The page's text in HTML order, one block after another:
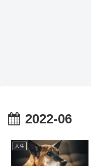
2022-06
人生